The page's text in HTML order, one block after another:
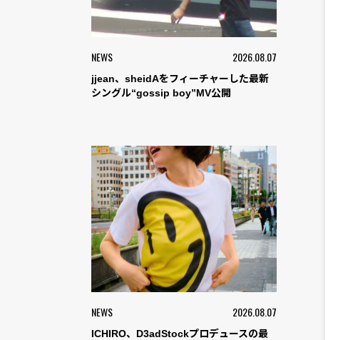
NEWS 2026.08.07
jjean、sheidAをフィーチャーした最新
シングル“gossip boy”MV公開
NEWS 2026.08.07
ICHIRO、D3adStockプロデュースの最